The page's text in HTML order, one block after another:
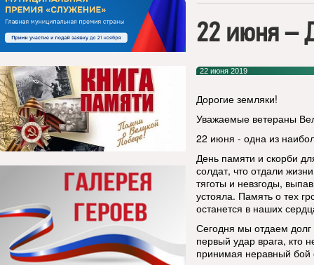
22 июня –
22 июня 2019
Дорогие земляки!
Уважаемые ветераны
22 июня - одна из
День памяти и скорби
солдат, что отдали
тяготы и невзгоды,
устояла. Память о тех
останется в наших
Сегодня мы отдаем долг
первый удар врага, кто
принимая неравный